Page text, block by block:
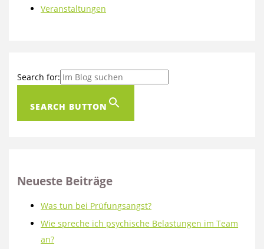
Veranstaltungen
Search for:
SEARCH BUTTON
Neueste Beiträge
Was tun bei Prüfungsangst?
Wie spreche ich psychische Belastungen im Team
an?